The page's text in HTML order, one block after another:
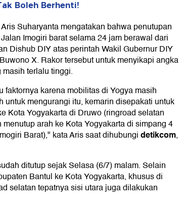
Boleh Berhenti!
Suharyanta mengatakan bahwa penutupan
Imogiri barat selama 24 jam berawal dari
Dishub DIY atas perintah Wakil Gubernur DIY
X. Rakor tersebut untuk menyikapi angka
terlalu tinggi.
faktornya karena mobilitas di Yogya masih
untuk mengurangi itu, kemarin disepakati untuk
Kota Yogyakarta di Druwo (ringroad selatan
arah ke Kota Yogyakarta di simpang 4
Barat)," kata Aris saat dihubungidetikcom,
ditutup sejak Selasa (6/7) malam. Selain
Bantul ke Kota Yogyakarta, khusus di
selatan tepatnya sisi utara juga dilakukan